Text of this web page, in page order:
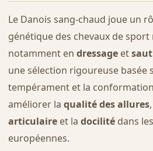
Le Danois sang-chaud joue un
génétique des chevaux de sport
notamment en dressageetsaut
une sélection rigoureuse basée
tempérament et la
améliorer la qualité des allures
articulaireet la docilitédans
européennes.